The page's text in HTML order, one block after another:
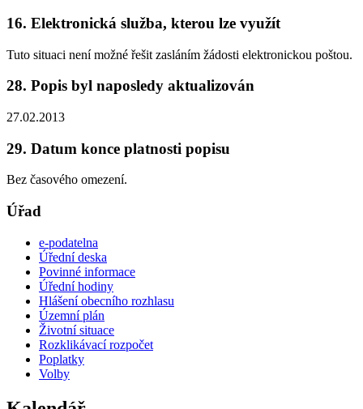
16. Elektronická služba, kterou lze využít
Tuto situaci není možné řešit zasláním žádosti elektronickou poštou.
28. Popis byl naposledy aktualizován
27.02.2013
29. Datum konce platnosti popisu
Bez časového omezení.
Úřad
e-podatelna
Úřední deska
Povinné informace
Úřední hodiny
Hlášení obecního rozhlasu
Územní plán
Životní situace
Rozklikávací rozpočet
Poplatky
Volby